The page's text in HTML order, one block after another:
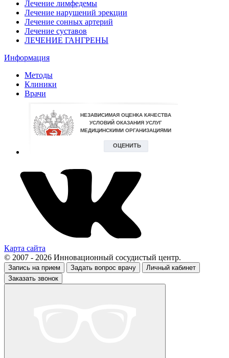
Лечение лимфедемы
Лечение нарушений эрекции
Лечение сонных артерий
Лечение суставов
ЛЕЧЕНИЕ ГАНГРЕНЫ
Информация
Методы
Клиники
Врачи
Карта сайта
© 2007 - 2026 Инновационный сосудистый центр.
Запись на прием Задать вопрос врачу
Личный кабинет
Заказать звонок